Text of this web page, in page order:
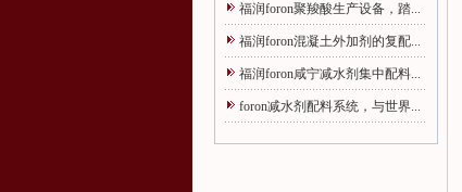
福润foron聚羧酸生产设备，踏...
福润foron混凝土外加剂的复配...
福润foron咸宁减水剂集中配料...
foron减水剂配料系统，与世界...